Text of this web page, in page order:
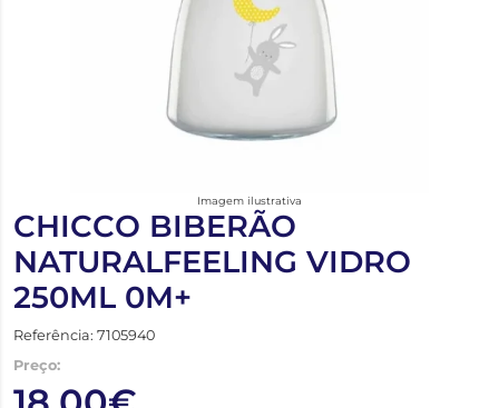
Imagem ilustrativa
CHICCO BIBERÃO
NATURALFEELING VIDRO
250ML 0M+
Referência: 7105940
Preço: